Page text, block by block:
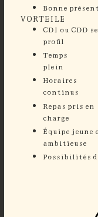
Bonne
VORTEILE
CDI ou CDD
Temps
Horaires
Repas pris en
⁠Équipe jeune
⁠Possibilités